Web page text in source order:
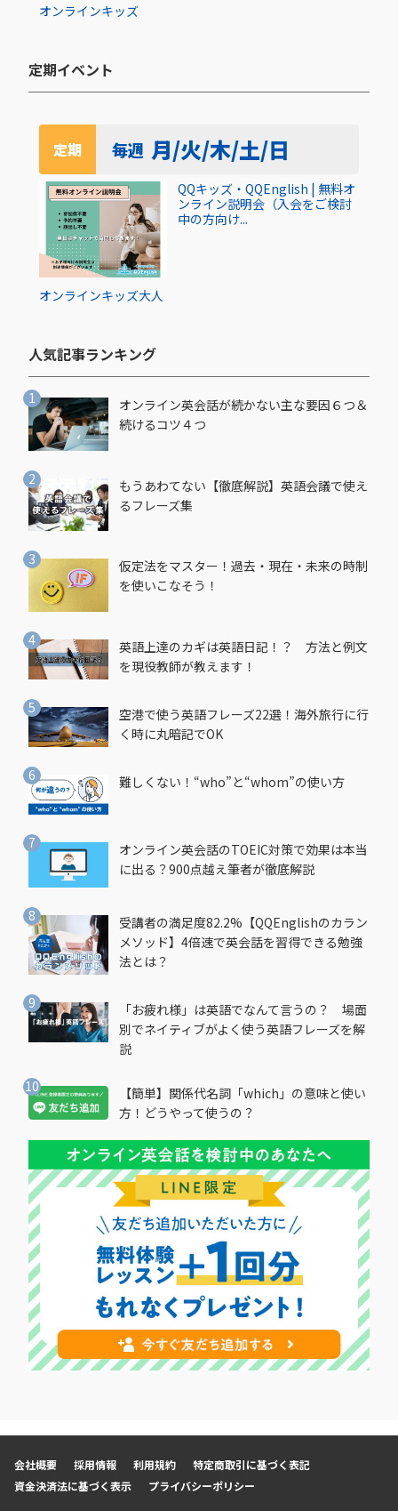
オンラインキッズ
定期イベント​
定期 毎週 月/火/木/土/日
オンラインキッズ大人
QQキッズ・QQEnglish | 無料オ
ンライン説明会（入会をご検討
中の方向け...
人気記事ランキング​
オンライン英会話が続かない主な要因６つ＆
続けるコツ４つ
もうあわてない【徹底解説】英語会議で使え
るフレーズ集
仮定法をマスター！過去・現在・未来の時制
を使いこなそう！
英語上達のカギは英語日記！？ 方法と例文
を現役教師が教えます！
空港で使う英語フレーズ22選！海外旅行に行
く時に丸暗記でOK
難しくない！“who”と“whom”の使い方
オンライン英会話のTOEIC対策で効果は本当
に出る？900点越え筆者が徹底解説
受講者の満足度82.2%【QQEnglishのカラン
メソッド】4倍速で英会話を習得できる勉強
法とは？
「お疲れ様」は英語でなんて言うの？ 場面
別でネイティブがよく使う英語フレーズを解
説
【簡単】関係代名詞「which」の意味と使い
方！どうやって使うの？
会社概要 採用情報 利用規約
特定商取引に基づく表記
資金決済法に基づく表示
プライバシーポリシー